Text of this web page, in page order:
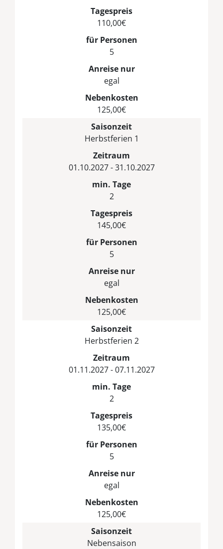
Tagespreis
110,00€
für Personen
5
Anreise nur
egal
Nebenkosten
125,00€
Saisonzeit
Herbstferien 1
Zeitraum
01.10.2027 - 31.10.2027
min. Tage
2
Tagespreis
145,00€
für Personen
5
Anreise nur
egal
Nebenkosten
125,00€
Saisonzeit
Herbstferien 2
Zeitraum
01.11.2027 - 07.11.2027
min. Tage
2
Tagespreis
135,00€
für Personen
5
Anreise nur
egal
Nebenkosten
125,00€
Saisonzeit
Nebensaison